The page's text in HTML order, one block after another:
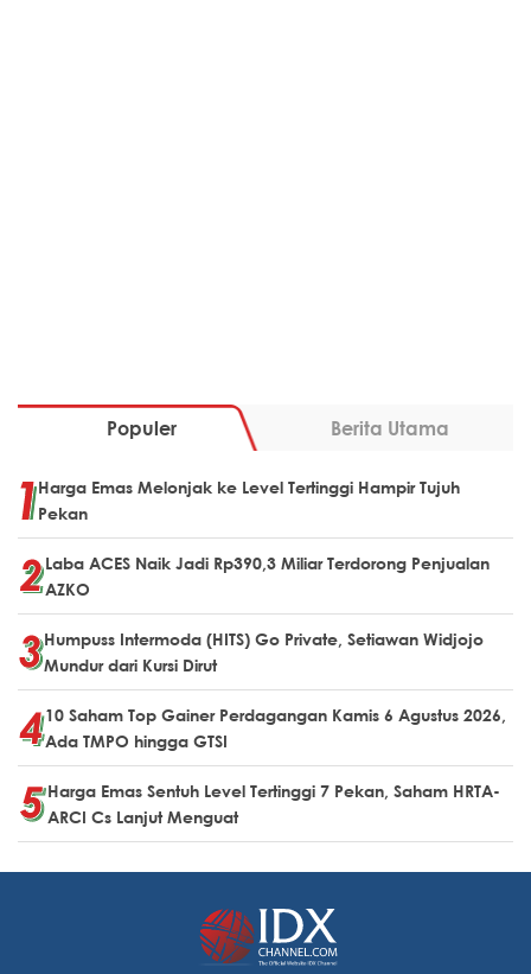
Populer Berita Utama
Harga Emas Melonjak ke Level Tertinggi Hampir Tujuh
Pekan
Laba ACES Naik Jadi Rp390,3 Miliar Terdorong Penjualan
AZKO
Humpuss Intermoda (HITS) Go Private, Setiawan Widjojo
Mundur dari Kursi Dirut
10 Saham Top Gainer Perdagangan Kamis 6 Agustus 2026,
Ada TMPO hingga GTSI
Harga Emas Sentuh Level Tertinggi 7 Pekan, Saham HRTA-
ARCI Cs Lanjut Menguat